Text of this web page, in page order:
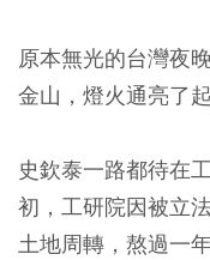
原本無光的台灣夜
金山，燈火通亮了起
史欽泰一路都待在
初，工研院因被立
土地周轉，熬過一